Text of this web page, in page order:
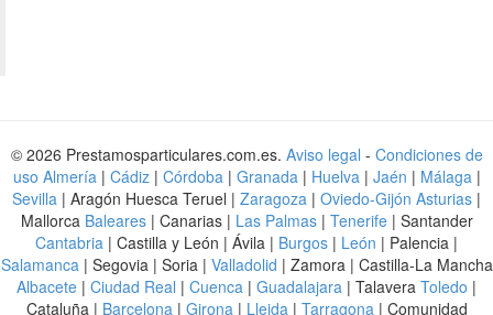
© 2026 Prestamosparticulares.com.es. Aviso legal - Condiciones de
uso Almería| Cádiz| Córdoba| Granada| Huelva| Jaén | Málaga|
Sevilla | Aragón Huesca Teruel | Zaragoza | Oviedo-Gijón Asturias |
Mallorca Baleares| Canarias | Las Palmas| Tenerife| Santander
Cantabria | Castilla y León | Ávila | Burgos | León | Palencia |
Salamanca| Segovia | Soria | Valladolid | Zamora | Castilla-La Mancha
Albacete | Ciudad Real | Cuenca | Guadalajara | Talavera Toledo |
Cataluña | Barcelona| Girona| Lleida | Tarragona| Comunidad